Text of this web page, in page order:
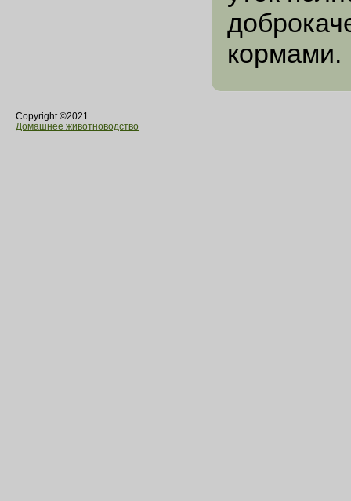
кормами.
Copyright ©2021
Домашнее животноводство